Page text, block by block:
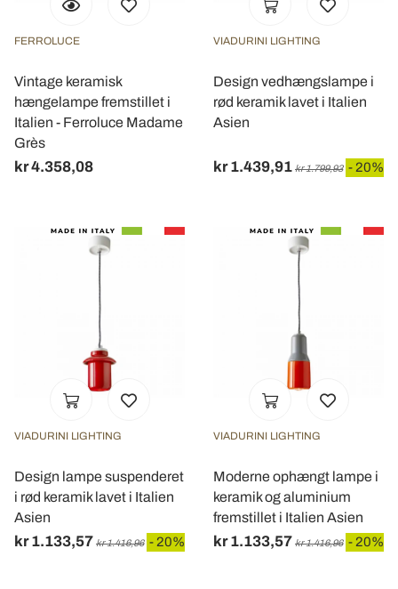
FERROLUCE
Vintage keramisk
hængelampe fremstillet i
Italien - Ferroluce Madame
Grès
kr 4.358,08
VIADURINI LIGHTING
Design vedhængslampe i
rød keramik lavet i Italien
Asien
kr 1.439,91 kr 1.799,93 - 20%
VIADURINI LIGHTING
Design lampe suspenderet
i rød keramik lavet i Italien
Asien
kr 1.133,57 kr 1.416,96 - 20%
VIADURINI LIGHTING
Moderne ophængt lampe i
keramik og aluminium
fremstillet i Italien Asien
kr 1.133,57 kr 1.416,96 - 20%